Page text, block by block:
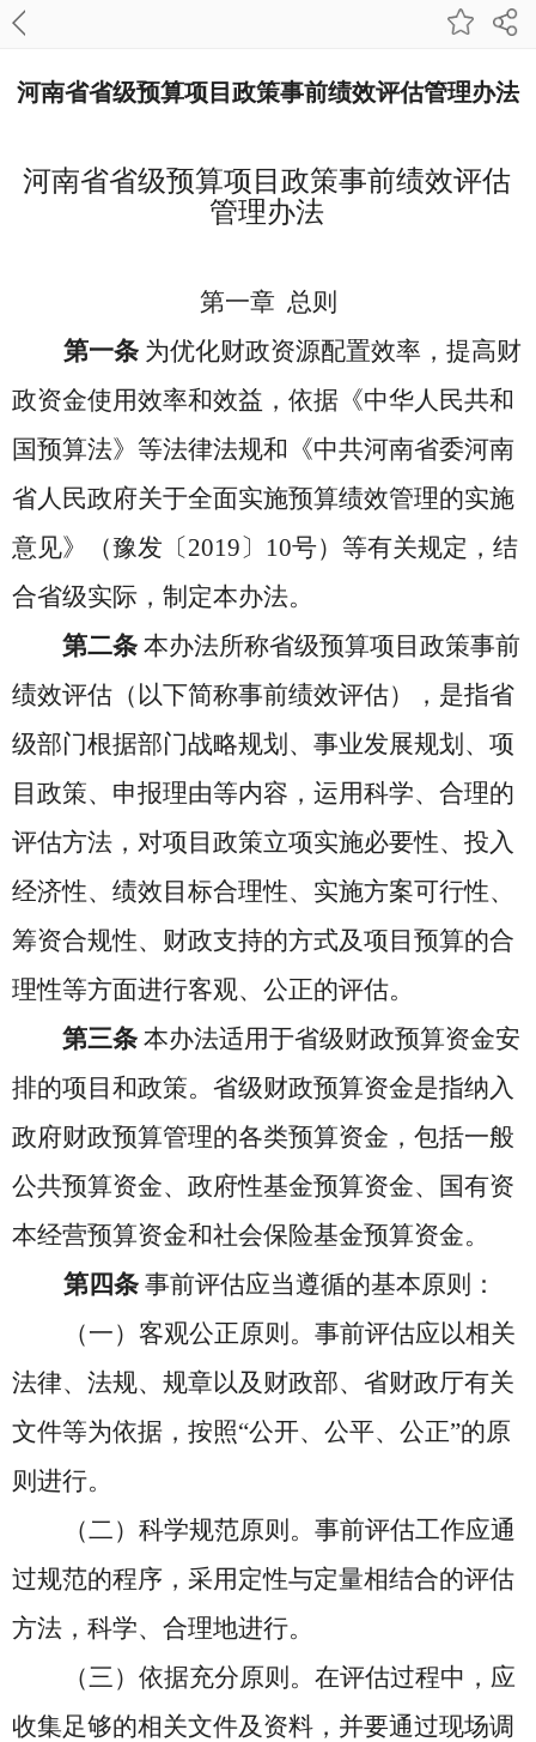
河南省省级预算项目政策事前绩效评估管理办法
河南省省级预算项目政策事前绩效评估
管理办法
第一章 总则
第一条 为优化财政资源配置效率，提高财
政资金使用效率和效益，依据《中华人民共和
国预算法》等法律法规和 《中共河南省委河南
省人民政府关于全面实施预算绩效管理的实施
意见》（豫发〔2019〕10号）等有关规定，结
合省级实际，制定本办法。
第二条 本办法所称省级预算项目政策事前
绩效评估（以下简称事前绩效评估），是指省
级部门根据部门战略规划、事业发展规划、项
目政策、申报理由等内容，运用科学、合理的
评估方法，对项目政策立项实施必要性、投入
经济性、绩效目标合理性、实施方案可行性、
筹资合规性、财政支持的方式及项目预算的合
理性等方面进行客观、公正的评估。
第三条 本办法适用于省级财政预算资金安
排的项目和政策。省级财政预算资金是指纳入
政府财政预算管理的各类预算资金，包括一般
公共预算资金、政府性基金预算资金、国有资
本经营预算资金和社会保险基金预算资金。
第四条 事前评估应当遵循的基本原则：
（一）客观公正原则。 事前评估应以相关
法律、法规、规章以及财政部、省财政厅有关
文件等为依据，按照“公开、公平、公正”的原
则进行。
（二）科学规范原则。事前评估工作应通
过规范的程序，采用定性与定量相结合的评估
方法，科学、合理地进行。
（三）依据充分原则。在评估过程中，应
收集足够的相关文件及资料，并要通过现场调